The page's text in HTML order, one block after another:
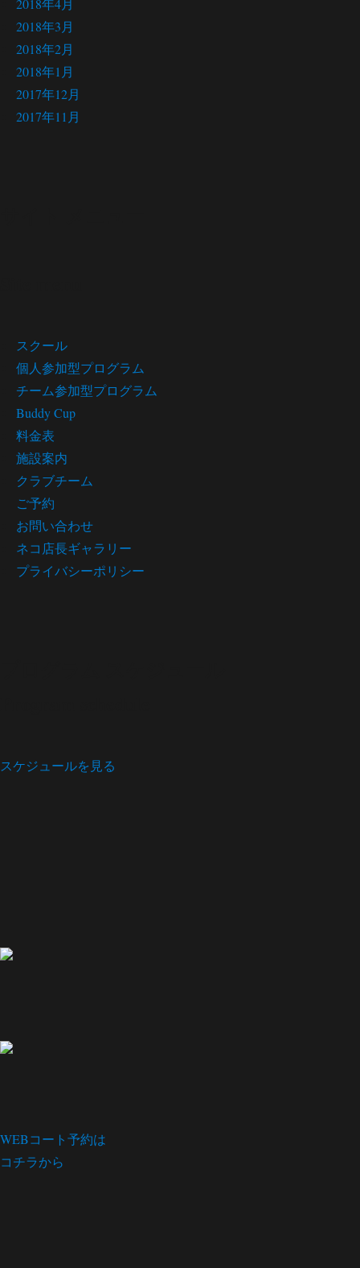
2018年4月
2018年3月
2018年2月
2018年1月
2017年12月
2017年11月
スクール
個人参加型プログラム
チーム参加型プログラム
Buddy Cup
料金表
施設案内
クラブチーム
ご予約
お問い合わせ
ネコ店長ギャラリー
プライバシーポリシー
スケジュールを見る
WEBコート予約は
コチラから